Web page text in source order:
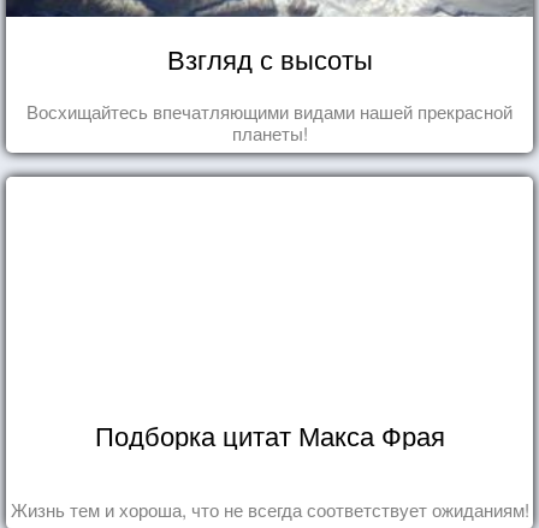
Взгляд с высоты
Восхищайтесь впечатляющими видами нашей прекрасной
планеты!
Подборка цитат Макса Фрая
Жизнь тем и хороша, что не всегда соответствует ожиданиям!